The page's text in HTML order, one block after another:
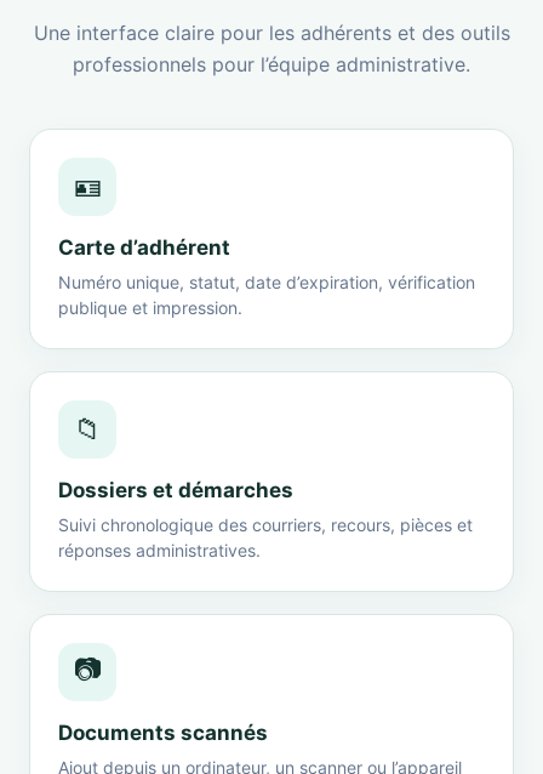
Une interface claire pour les adhérents et des outils
professionnels pour l’équipe administrative.
🪪
Carte d’adhérent
Numéro unique, statut, date d’expiration, vérification
publique et impression.
📁
Dossiers et démarches
Suivi chronologique des courriers, recours, pièces et
réponses administratives.
📷
Documents scannés
Ajout depuis un ordinateur, un scanner ou l’appareil